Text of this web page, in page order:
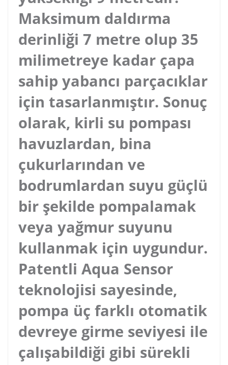
Maksimum daldırma
derinliği 7 metre olup 35
milimetreye kadar çapa
sahip yabancı parçacıklar
için tasarlanmıştır. Sonuç
olarak, kirli su pompası
havuzlardan, bina
çukurlarından ve
bodrumlardan suyu güçlü
bir şekilde pompalamak
veya yağmur suyunu
kullanmak için uygundur.
Patentli Aqua Sensor
teknolojisi sayesinde,
pompa üç farklı otomatik
devreye girme seviyesi ile
çalışabildiği gibi sürekli